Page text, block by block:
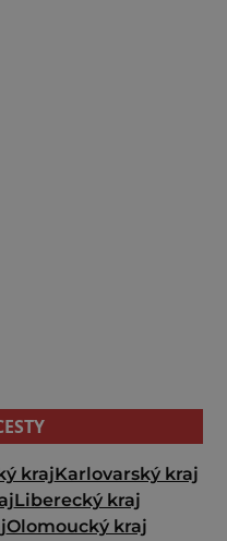
krajKarlovarský kraj
Liberecký kraj
Olomoucký kraj